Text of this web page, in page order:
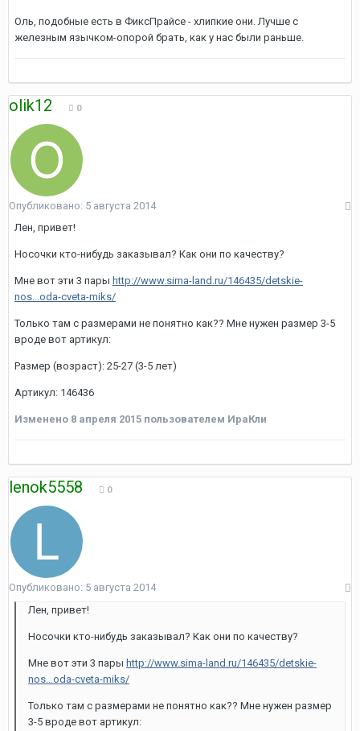
Оль, подобные есть в ФиксПрайсе - хлипкие они. Лучше с
железным язычком-опорой брать, как у нас были раньше.
olik12 0
Опубликовано: 5 августа 2014
Лен, привет!
Носочки кто-нибудь заказывал? Как они по качеству?
Мне вот эти 3 пары http://www.sima-land.ru/146435/detskie-
nos...oda-cveta-miks/
Только там с размерами не понятно как?? Мне нужен размер 3-5
вроде вот артикул:
Размер (возраст): 25-27 (3-5 лет)
Артикул: 146436
Изменено 8 апреля 2015 пользователем ИраКли
lenok5558 0
Опубликовано: 5 августа 2014
Лен, привет!
Носочки кто-нибудь заказывал? Как они по качеству?
Мне вот эти 3 пары http://www.sima-land.ru/146435/detskie-
nos...oda-cveta-miks/
Только там с размерами не понятно как?? Мне нужен размер
3-5 вроде вот артикул: